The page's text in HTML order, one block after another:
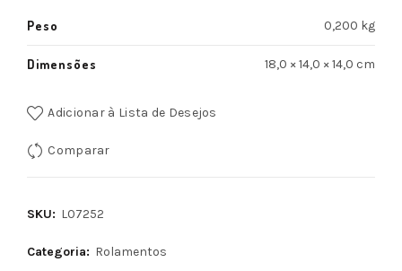
Peso 0,200 kg
Dimensões 18,0 × 14,0 × 14,0 cm
Adicionar à Lista de Desejos
Comparar
SKU: L07252
Categoria: Rolamentos